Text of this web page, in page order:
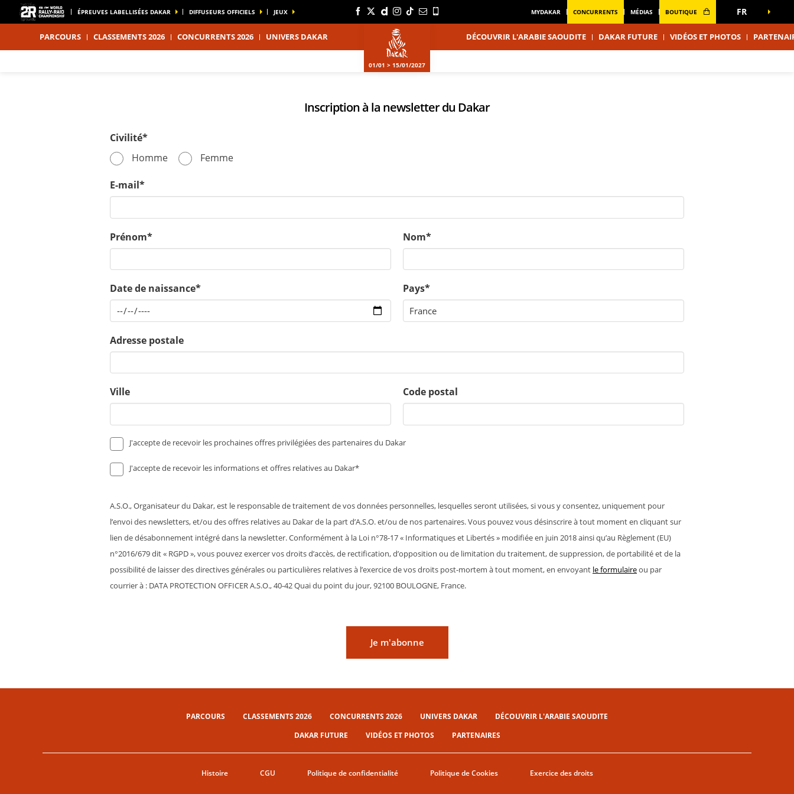
ÉPREUVES LABELLISÉES DAKAR DIFFUSEURS OFFICIELS JEUX MYDAKAR CONCURRENTS MÉDIAS BOUTIQUE FR
PARCOURS CLASSEMENTS 2026 CONCURRENTS 2026 UNIVERS DAKAR
01/01 > 15/01/2027
DÉCOUVRIR L'ARABIE SAOUDITE DAKAR FUTURE VIDÉOS ET PHOTOS
Inscription à la newsletter du Dakar
Civilité*
Homme
Femme
E-mail*
Prénom* Nom*
Date de naissance* Pays*
Adresse postale
Ville Code postal
J'accepte de recevoir les prochaines offres privilégiées des partenaires du Dakar
J'accepte de recevoir les informations et offres relatives au Dakar*
A.S.O., Organisateur du Dakar, est le responsable de traitement de vos données personnelles, lesquelles seront utilisées, si vous y consentez, uniquement pour
l’envoi des newsletters, et/ou des offres relatives au Dakar de la part d’A.S.O. et/ou de nos partenaires. Vous pouvez vous désinscrire à tout moment en cliquant sur
lien de désabonnement intégré dans la newsletter. Conformément à la Loi n°78-17 « Informatiques et Libertés » modifiée en juin 2018 ainsi qu’au Règlement (EU)
n°2016/679 dit « RGPD », vous pouvez exercer vos droits d’accès, de rectification, d’opposition ou de limitation du traitement, de suppression, de portabilité et de la
possibilité de laisser des directives générales ou particulières relatives à l’exercice de vos droits post-mortem à tout moment, en envoyant le formulaireou par
courrier à : DATA PROTECTION OFFICER A.S.O., 40-42 Quai du point du jour, 92100 BOULOGNE, France.
Je m'abonne
PARCOURS CLASSEMENTS 2026 CONCURRENTS 2026 UNIVERS DAKAR
DÉCOUVRIR L'ARABIE SAOUDITE
DAKAR FUTURE
VIDÉOS ET PHOTOS PARTENAIRES
Histoire CGU Politique de confidentialité Politique de Cookies Exercice des droits